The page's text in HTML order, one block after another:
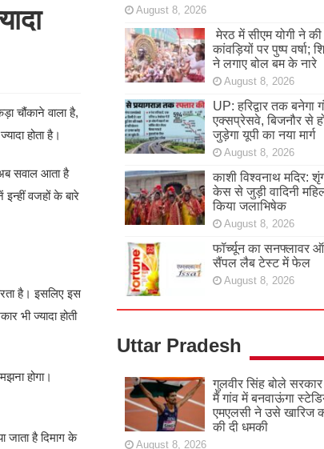
चौंकाने वाला है,
होता है।
सवाल आता है
वजहों के बारे
है। इसलिए इस
भी ज्यादा होती
होगा।
जाता है दिमाग के
August 8, 2026
मेरठ में सीएम योगी ने की
कांवड़ियों पर पुष्प वर्षा;
ने लगाए बोल बम के नारे
August 8, 2026
UP: हरिद्वार तक बनेगा
एक्सप्रेसवे, बिजनौर से
जुड़ेगा यूपी का नया मार्ग
August 8, 2026
काशी विश्वनाथ मदिर:
केस से जुड़ी वादिनी
किया जलाभिषेक
August 8, 2026
फॉर्च्यून का सनफ्लावर
सैंपल लैब टेस्ट में फेल
August 8, 2026
Uttar Pradesh
गुलवीर सिंह बोले सरकार
मैं गांव में बनवाऊंगा
एमएलसी ने उसे खारिज
की दी धमकी
August 8, 2026